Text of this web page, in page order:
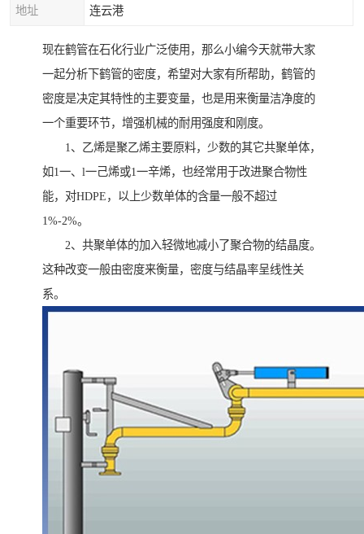
地址 连云港
现在鹤管在石化行业广泛使用，那么小编今天就带大家
一起分析下鹤管的密度，希望对大家有所帮助，鹤管的
密度是决定其特性的主要变量，也是用来衡量洁净度的
一个重要环节，增强机械的耐用强度和刚度。
1、乙烯是聚乙烯主要原料，少数的其它共聚单体，
如1一、l一己烯或1一辛烯，也经常用于改进聚合物性
能，对HDPE，以上少数单体的含量一般不超过
1%-2%。
2、共聚单体的加入轻微地减小了聚合物的结晶度。
这种改变一般由密度来衡量，密度与结晶率呈线性关
系。